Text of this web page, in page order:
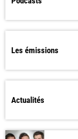
Les émissions
Actualités